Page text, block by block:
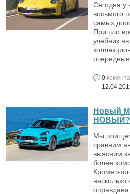
Сегодня у
восьмого
самых
Пришло
учебник
очередные
0
Новый
НОВЫЙ?
Мы поищем
сравним
выясним
более
Кроме
оправдана